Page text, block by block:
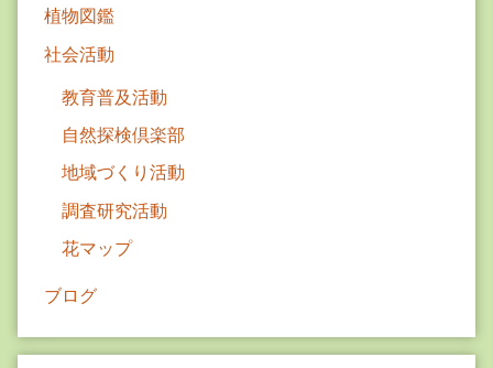
植物図鑑
社会活動
教育普及活動
自然探検倶楽部
地域づくり活動
調査研究活動
花マップ
ブログ